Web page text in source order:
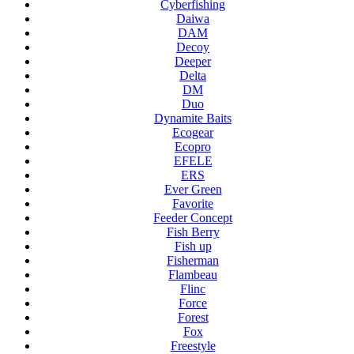
Cyberfishing
Daiwa
DAM
Decoy
Deeper
Delta
DM
Duo
Dynamite Baits
Ecogear
Ecopro
EFELE
ERS
Ever Green
Favorite
Feeder Concept
Fish Berry
Fish up
Fisherman
Flambeau
Flinc
Force
Forest
Fox
Freestyle